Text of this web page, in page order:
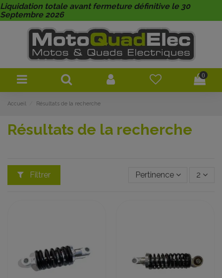
Liquidation totale avant fermeture définitive le 30
Septembre 2026
0
Accueil Résultats de la recherche
Résultats de la recherche
Filtrer Pertinence 2